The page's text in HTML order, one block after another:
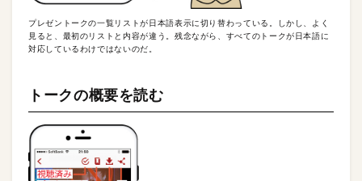
プレゼントークの一覧リストが日本語表示に切り替わっている。しかし、よく
見ると、最初のリストと内容が違う。残念ながら、すべてのトークが日本語に
対応しているわけではないのだ。
トークの概要を読む